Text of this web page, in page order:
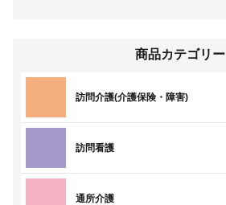
商品カテゴリー
訪問介護(介護保険・障害)
訪問看護
通所介護